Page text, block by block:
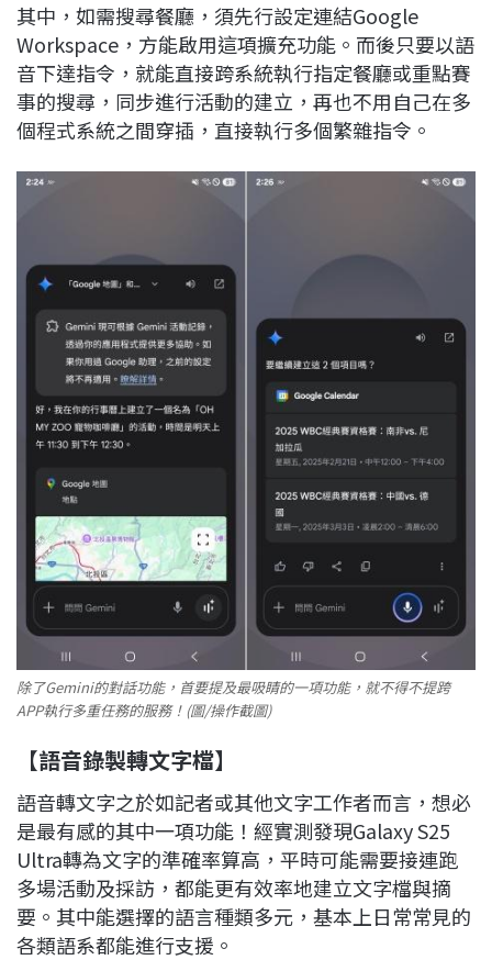
其中，如需搜尋餐廳，須先行設定連結Google
Workspace，方能啟用這項擴充功能。而後只要以語
音下達指令，就能直接跨系統執行指定餐廳或重點賽
事的搜尋，同步進行活動的建立，再也不用自己在多
個程式系統之間穿插，直接執行多個繁雜指令。
除了Gemini的對話功能，首要提及最吸睛的一項功能，就不得不提跨
APP執行多重任務的服務！(圖/操作截圖)
【語音錄製轉文字檔】
語音轉文字之於如記者或其他文字工作者而言，想必
是最有感的其中一項功能！經實測發現Galaxy S25
Ultra轉為文字的準確率算高，平時可能需要接連跑
多場活動及採訪，都能更有效率地建立文字檔與摘
要。其中能選擇的語言種類多元，基本上日常常見的
各類語系都能進行支援。